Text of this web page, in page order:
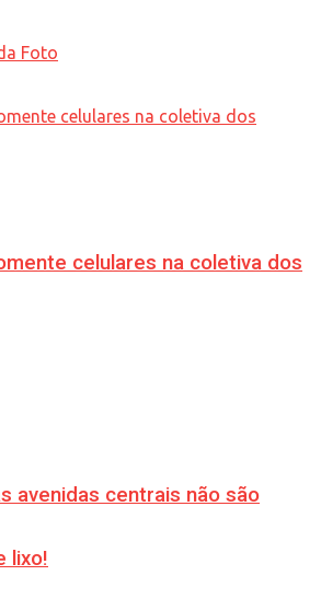
Foto
celulares na coletiva dos
avenidas centrais não são
lixo!